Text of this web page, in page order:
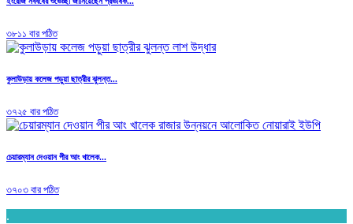
৩৮১১ বার পঠিত
কুলাউড়ায় কলেজ পড়ুয়া ছাত্রীর ঝুলন্ত...
৩৭২৫ বার পঠিত
চেয়ারম্যান দেওয়ান পীর আং খালেক...
৩৭০৩ বার পঠিত
.